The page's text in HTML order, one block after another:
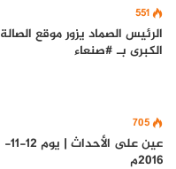
551
الرئيس الصماد يزور موقع الصالة
الكبرى بـ #صنعاء
705
عين على الأحداث | يوم 12-11-
2016م